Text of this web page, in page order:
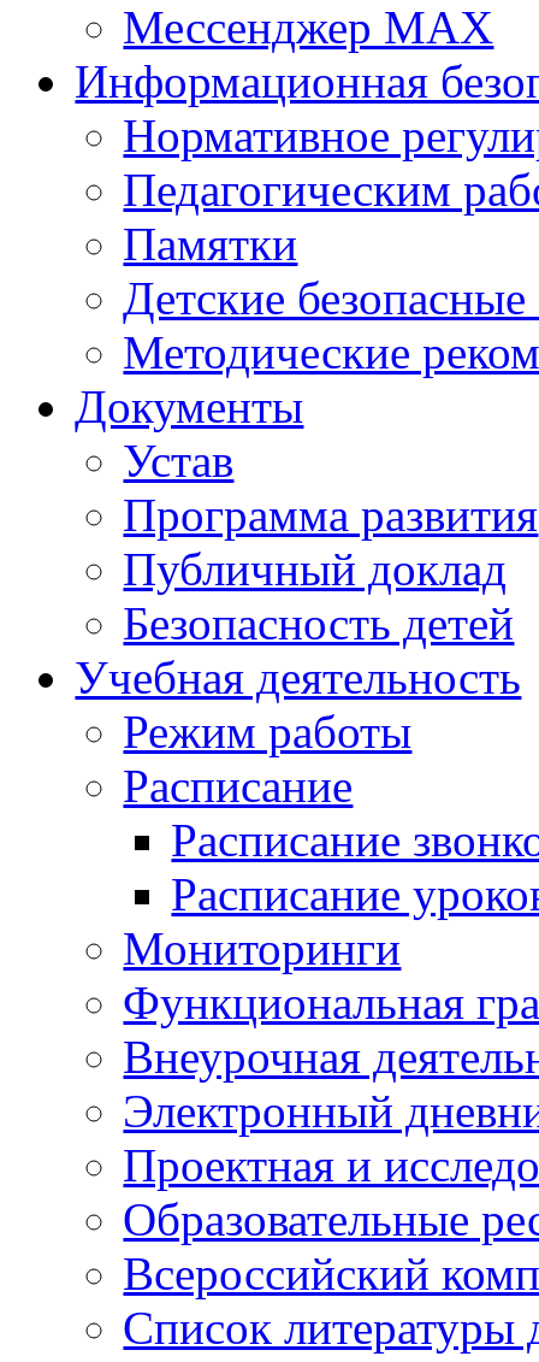
Мессенджер MAX
Информационная
Нормативное
Педагогическим
Памятки
Детские
Методические
Документы
Устав
Программа развития
Публичный доклад
Безопасность детей
Учебная деятельность
Режим работы
Расписание
Расписание
Расписание
Мониторинги
Функциональная
Внеурочная
Электронный
Проектная и
Образовательные
Всероссийский
Список литературы